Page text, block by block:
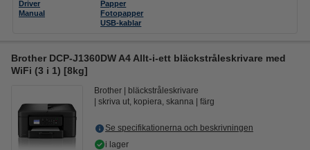
Driver
Manual
Papper
Fotopapper
USB-kablar
Brother DCP-J1360DW A4 Allt-i-ett bläckstråleskrivare med
WiFi (3 i 1) [8kg]
Brother
bläckstråleskrivare
skriva ut, kopiera, skanna
färg
Se specifikationerna och beskrivningen
i lager